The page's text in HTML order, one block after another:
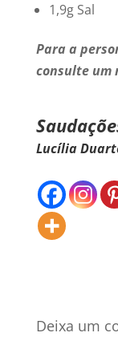
1,9g Sal
Para a
consulte um
Lucília
Deixa um